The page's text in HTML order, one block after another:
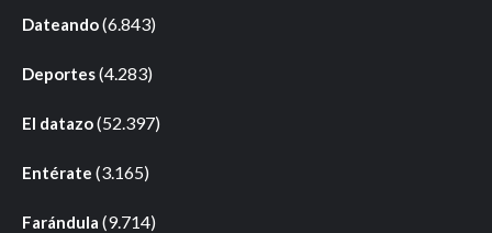
Dateando(6.843)
Deportes(4.283)
El datazo(52.397)
Entérate (3.165)
Farándula (9.714)